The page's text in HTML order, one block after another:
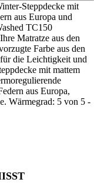
Steppdecke mit
aus Europa und
TC150
Matratze aus den
Farbe aus den
die Leichtigkeit und
mit mattem
aus Europa,
Wärmegrad: 5 von 5 -